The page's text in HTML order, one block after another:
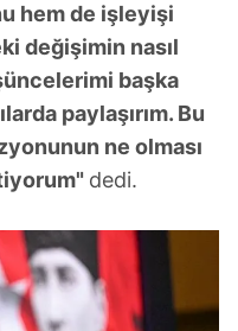
hem de işleyişi
değişimin nasıl
başka
paylaşırım. Bu
ne olması
dedi.